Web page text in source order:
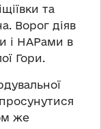
та
Ворог діяв
і НАРами в
Гори.
просунутися
же